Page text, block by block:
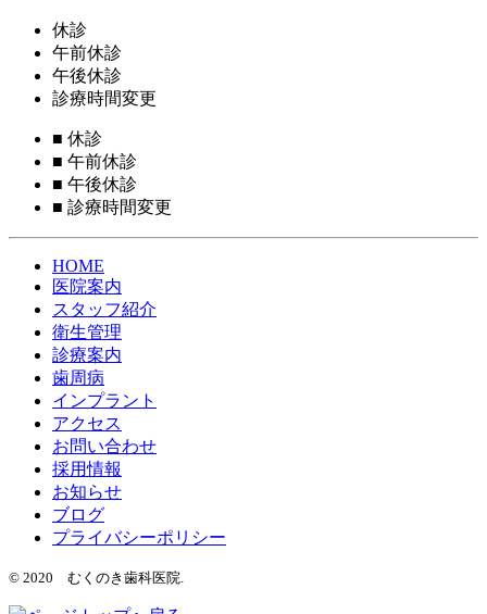
休診
午前休診
午後休診
診療時間変更
■ 休診
■ 午前休診
■ 午後休診
■ 診療時間変更
HOME
医院案内
スタッフ紹介
衛生管理
診療案内
歯周病
インプラント
アクセス
お問い合わせ
採用情報
お知らせ
ブログ
プライバシーポリシー
© 2020 むくのき歯科医院.